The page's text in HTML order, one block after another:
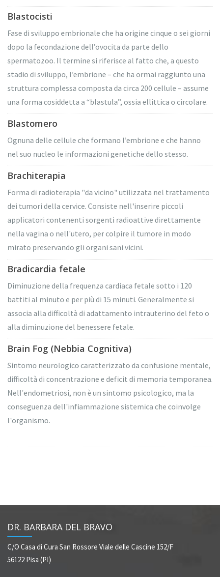
Blastocisti
Fase di sviluppo embrionale che ha origine cinque o sei giorni
dopo la fecondazione dell’ovocita da parte dello
spermatozoo. Il termine si riferisce al fatto che, a questo
stadio di sviluppo, l’embrione – che ha ormai raggiunto una
struttura complessa composta da circa 200 cellule – assume
una forma cosiddetta a “blastula”, ossia ellittica o circolare.
Blastomero
Ognuna delle cellule che formano l’embrione e che hanno
nel suo nucleo le informazioni genetiche dello stesso.
Brachiterapia
Forma di radioterapia "da vicino" utilizzata nel trattamento
dei tumori della cervice. Consiste nell'inserire piccoli
applicatori contenenti sorgenti radioattive direttamente
nella vagina o nell'utero, per colpire il tumore in modo
mirato preservando gli organi sani vicini.
Bradicardia fetale
Diminuzione della frequenza cardiaca fetale sotto i 120
battiti al minuto e per più di 15 minuti. Generalmente si
associa alla difficoltà di adattamento intrauterino del feto o
alla diminuzione del benessere fetale.
Brain Fog (Nebbia Cognitiva)
Sintomo neurologico caratterizzato da confusione mentale,
difficoltà di concentrazione e deficit di memoria temporanea.
Nell'endometriosi, non è un sintomo psicologico, ma la
conseguenza dell'infiammazione sistemica che coinvolge
l'organismo.
DR. BARBARA DEL BRAVO
C/O Casa di Cura San Rossore Viale delle Cascine 152/F
56122 Pisa (PI)